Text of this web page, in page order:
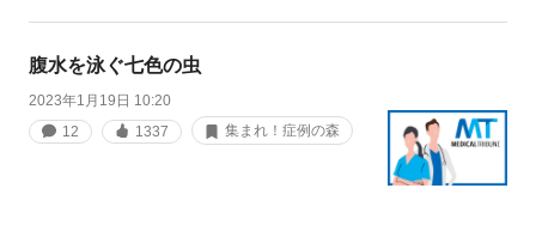
腹水を泳ぐ七色の虫
2023年1月19日 10:20
12
1337 集まれ！症例の森